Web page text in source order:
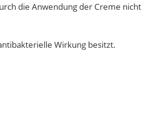
die Anwendung der Creme nicht
Wirkung besitzt.